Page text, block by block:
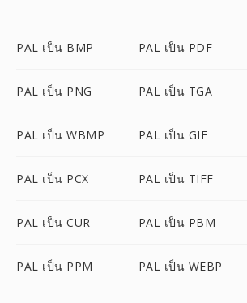
PAL เป็น BMP PAL เป็น PDF
PAL เป็น PNG PAL เป็น TGA
PAL เป็น WBMP PAL เป็น GIF
PAL เป็น PCX PAL เป็น TIFF
PAL เป็น CUR PAL เป็น PBM
PAL เป็น PPM PAL เป็น WEBP